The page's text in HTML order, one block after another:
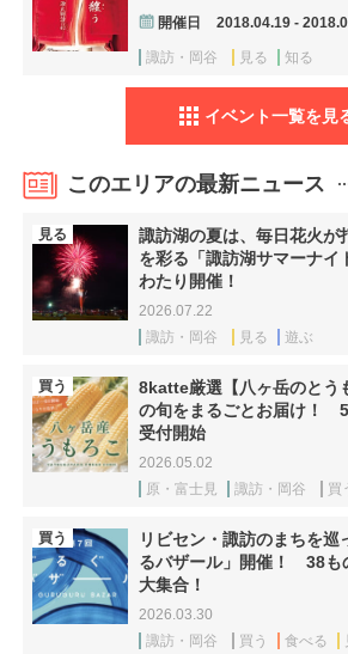
開催日 2018.04.19 -
諏訪・岡谷 見る 知る
イベント一覧を見
このエリアの最新ニュース
見る
諏訪湖の夏は、毎日花火
を彩る「諏訪湖サマーナイ
わたり開催！
2026.07.22
諏訪・岡谷
見る 遊ぶ
買う
8katte厳選【八ヶ岳のとう
の旬をまるごとお届け！
受付開始
2026.05.02
原・富士見
諏訪・岡谷 買
買う
リビセン・諏訪のまちを巡
るバザール」開催！ 38も
大集合！
2026.03.30
諏訪・岡谷
買う 食べる